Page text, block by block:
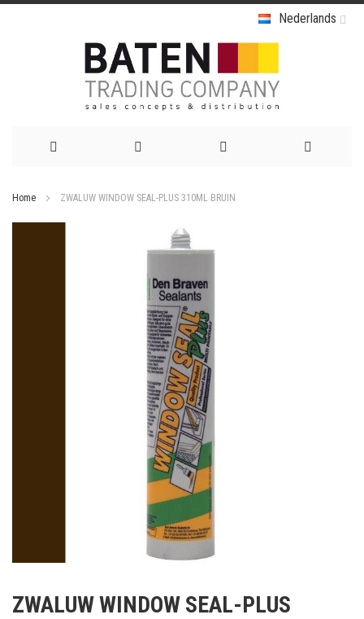
Nederlands
Home ZWALUW WINDOW SEAL-PLUS 310ML BRUIN
het
ZWALUW WINDOW SEAL-PLUS